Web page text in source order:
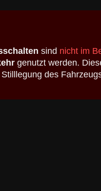
sind nicht im
genutzt werden.
des